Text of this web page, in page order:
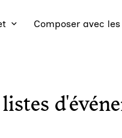
Composer avec